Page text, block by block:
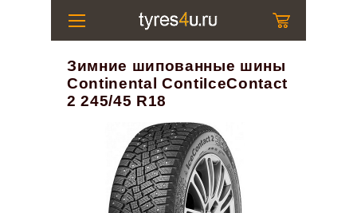
Зимние шипованные шины
Continental ContiIceContact
2 245/45 R18